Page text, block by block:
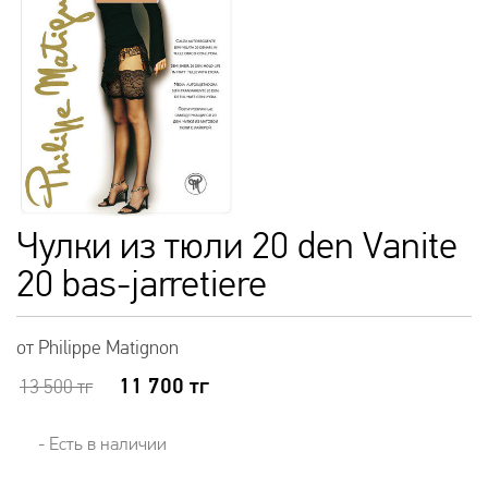
Чулки из тюли 20 den Vanite
20 bas-jarretiere
от Philippe Matignon
13 500тг 11 700 тг
- Есть в наличии